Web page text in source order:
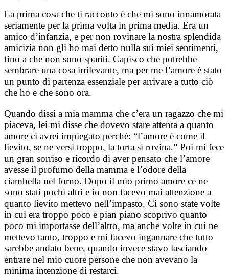
La prima cosa che ti racconto è che mi sono innamorata
seriamente per la prima volta in prima media. Era un
amico d’infanzia, e per non rovinare la nostra splendida
amicizia non gli ho mai detto nulla sui miei sentimenti,
fino a che non sono spariti. Capisco che potrebbe
sembrare una cosa irrilevante, ma per me l’amore è stato
un punto di partenza essenziale per arrivare a tutto ciò
che ho e che sono ora.
Quando dissi a mia mamma che c’era un ragazzo che mi
piaceva, lei mi disse che dovevo stare attenta a quanto
amore ci avrei impiegato perché: “l’amore è come il
lievito, se ne versi troppo, la torta si rovina.” Poi mi fece
un gran sorriso e ricordo di aver pensato che l’amore
avesse il profumo della mamma e l’odore della
ciambella nel forno. Dopo il mio primo amore ce ne
sono stati pochi altri e io non facevo mai attenzione a
quanto lievito mettevo nell’impasto. Ci sono state volte
in cui era troppo poco e pian piano scoprivo quanto
poco mi importasse dell’altro, ma anche volte in cui ne
mettevo tanto, troppo e mi facevo ingannare che tutto
sarebbe andato bene, quando invece stavo lasciando
entrare nel mio cuore persone che non avevano la
minima intenzione di restarci.